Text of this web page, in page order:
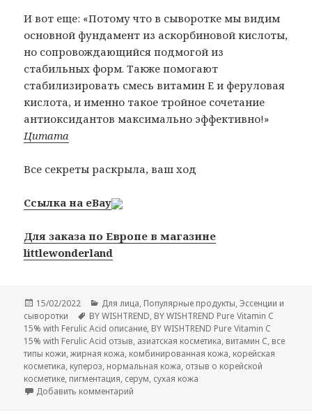
И вот еще: «Потому что в сыворотке мы видим
основной фундамент из аскорбиновой кислоты,
но сопровождающийся подмогой из
стабильных форм. Также помогают
стабилизировать смесь витамин Е и феруловая
кислота, и именно такое тройное сочетание
антиоксидантов максимально эффективно!»
Цитата
Все секреты раскрыла, ваш ход
Ссылка на eBay
Для заказа по Европе в магазине
littlewonderland
Опубликовано
15/02/2022 Рубрики
Для лица, Популярные продукты,Эссенции и
сыворотки
Метки
BY WISHTREND, BY WISHTREND Pure Vitamin C
15% with Ferulic Acid описание, BY WISHTREND Pure Vitamin C
15% with Ferulic Acid отзыв, азиатская косметика, витамин C, все
типы кожи,жирная кожа, комбинированная кожа, корейская
косметика, купероз, нормальная кожа, отзыв о корейской
косметике, пигментация, серум, сухая кожа
Добавить комментарий